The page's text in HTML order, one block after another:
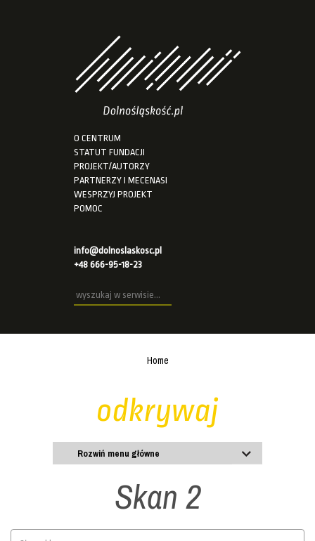
O CENTRUM
STATUT FUNDACJI
PROJEKT/AUTORZY
PARTNERZY I MECENASI
WESPRZYJ PROJEKT
POMOC
info@dolnoslaskosc.pl
+48 666-95-18-23
Home
odkrywaj
Rozwiń menu główne
Skan 2